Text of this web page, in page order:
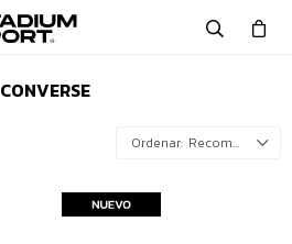
CONVERSE
Recomendados